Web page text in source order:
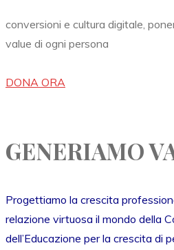
conversioni e cultura digitale,
value di ogni persona
DONA ORA
GENERIAMO
Progettiamo la crescita
relazione virtuosa il mondo della
dell’Educazione per la crescita di